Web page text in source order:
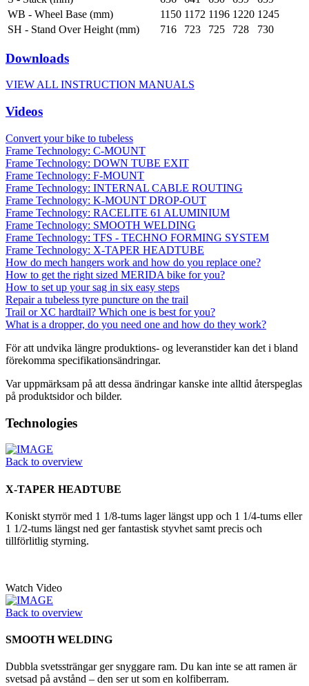
WB - Wheel Base (mm)
1150 1172 1196 1220 1245
SH - Stand Over Height (mm)
716 723 725 728 730
Downloads
VIEW ALL INSTRUCTION MANUALS
Videos
Convert your bike to tubeless
Frame Technology: C-MOUNT
Frame Technology: DOWN TUBE EXIT
Frame Technology: F-MOUNT
Frame Technology: INTERNAL CABLE ROUTING
Frame Technology: K-MOUNT DROP-OUT
Frame Technology: RACELITE 61 ALUMINIUM
Frame Technology: SMOOTH WELDING
Frame Technology: TFS - TECHNO FORMING SYSTEM
Frame Technology: X-TAPER HEADTUBE
How do mech hangers work and how do you replace one?
How to get the right sized MERIDA bike for you?
How to set up your sag in six easy steps
Repair a tubeless tyre puncture on the trail
Trail or XC hardtail? Which one is best for you?
What is a dropper, do you need one and how do they work?
För att undvika längre produktions- og leveranstider kan det i bland
förekomma specifikationsändringar.
Var uppmärksam på att dessa ändringar kanske inte alltid återspeglas
på produktsidor och bilder.
Technologies
Back to overview
X-TAPER HEADTUBE
Koniskt styrrör med 1 1/8-tums lager längst upp och 1 1/4-tums eller
1 1/2-tums längst ned ger fantastisk styvhet samt precis och
tillförlitlig styrning.
Watch Video
Back to overview
SMOOTH WELDING
Dubbla svetssträngar ger snyggare ram. Du kan inte se att ramen är
svetsad på avstånd – den ser ut som en kolfiberram.